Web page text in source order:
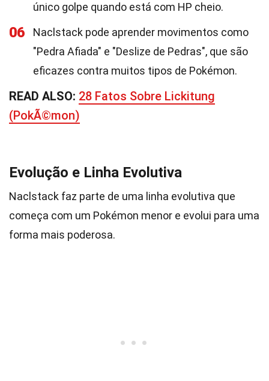
único golpe quando está com HP cheio.
06
Naclstack pode aprender movimentos como
"Pedra Afiada" e "Deslize de Pedras", que são
eficazes contra muitos tipos de Pokémon.
READ ALSO: 28 Fatos Sobre Lickitung
(PokÃ©mon)
Evolução e Linha Evolutiva
Naclstack faz parte de uma linha evolutiva que
começa com um Pokémon menor e evolui para uma
forma mais poderosa.